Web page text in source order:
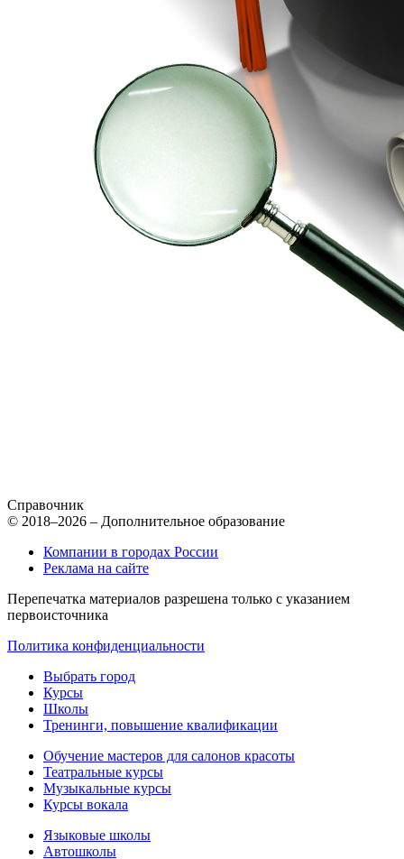
Справочник
© 2018–2026 – Дополнительное образование
Компании в городах России
Реклама на сайте
Перепечатка материалов разрешена только с указанием
первоисточника
Политика конфиденциальности
Выбрать город
Курсы
Школы
Тренинги, повышение квалификации
Обучение мастеров для салонов красоты
Театральные курсы
Музыкальные курсы
Курсы вокала
Языковые школы
Автошколы